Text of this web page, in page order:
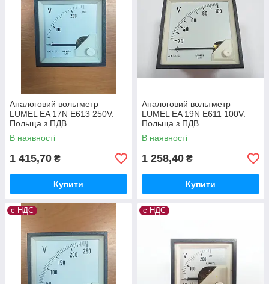
Аналоговий вольтметр
LUMEL EA 17N E613 250V.
Польща з ПДВ
В наявності
1 415,70 ₴
Купити
Аналоговий вольтметр
LUMEL EA 19N E611 100V.
Польща з ПДВ
В наявності
1 258,40 ₴
Купити
с НДС с НДС